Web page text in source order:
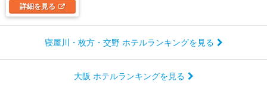
詳細を見る
寝屋川・枚方・交野 ホテルランキングを見る
大阪 ホテルランキングを見る